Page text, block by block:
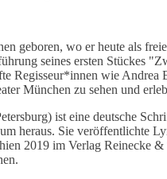
geboren, wo er heute als
seines ersten Stückes
Regisseur*innen wie Andrea
München zu sehen und
ist eine deutsche
heraus. Sie
2019 im Verlag Reinecke